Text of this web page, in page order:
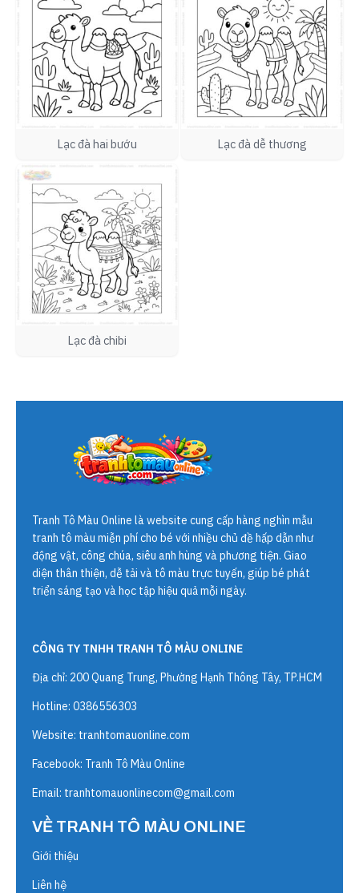
Lạc đà hai bướu Lạc đà dễ thương
Lạc đà chibi
Tranh Tô Màu Online là website cung cấp hàng nghìn mẫu
tranh tô màu miễn phí cho bé với nhiều chủ đề hấp dẫn như
động vật, công chúa, siêu anh hùng và phương tiện. Giao
diện thân thiện, dễ tải và tô màu trực tuyến, giúp bé phát
triển sáng tạo và học tập hiệu quả mỗi ngày.
CÔNG TY TNHH TRANH TÔ MÀU ONLINE
Địa chỉ: 200 Quang Trung, Phường Hạnh Thông Tây, TP.HCM
Hotline: 0386556303
Website: tranhtomauonline.com
Facebook: Tranh Tô Màu Online
Email: tranhtomauonlinecom@gmail.com
VỀ TRANH TÔ MÀU ONLINE
Giới thiệu
Liên hệ